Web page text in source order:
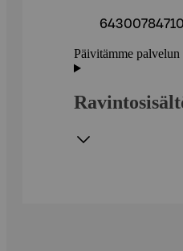
Päivitämme palvelun